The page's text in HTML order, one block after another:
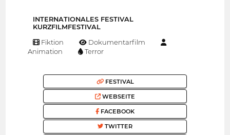
INTERNATIONALES FESTIVAL
KURZFILMFESTIVAL
Fiktion
Dokumentarfilm
Animation
Terror
FESTIVAL
WEBSEITE
FACEBOOK
TWITTER